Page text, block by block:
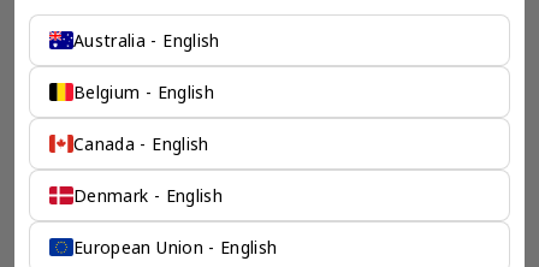
咨询机构，接触世界50个市场，约占全球GDP的72%。
凭借其战略优势，我们可以将客户与全球市场的机遇联系起
来，并为21个行业的客户提供服务。
了解香港伦敦奕资咨询有限公司 >
Australia - English
Belgium - English
Canada - English
Denmark - English
European Union - English